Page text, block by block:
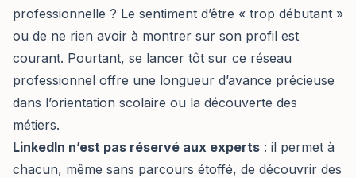
professionnelle ? Le sentiment d’être « trop débutant »
ou de ne rien avoir à montrer sur son profil est
courant. Pourtant, se lancer tôt sur ce réseau
professionnel offre une longueur d’avance précieuse
dans l’orientation scolaire ou la découverte des
métiers.
LinkedIn n’est pas réservé aux experts : il permet à
chacun, même sans parcours étoffé, de découvrir des